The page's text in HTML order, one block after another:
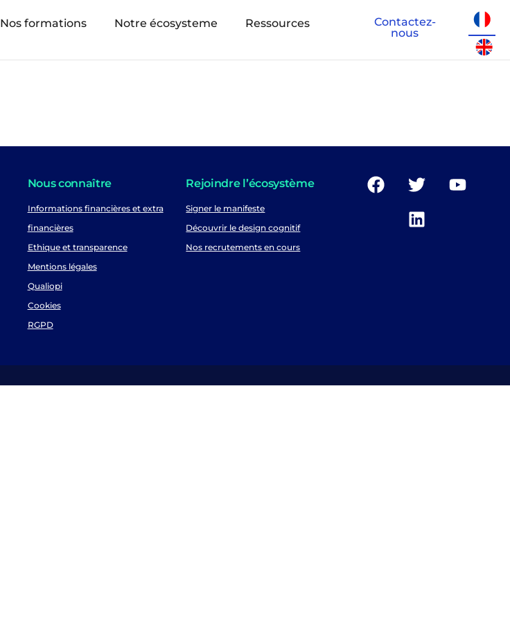
Nos formations Notre écosysteme Ressources
Contactez-
nous
Nous connaître
Informations financières et extra
financières
Ethique et transparence
Mentions légales
Qualiopi
Cookies
RGPD
Rejoindre l’écosystème
Signer le manifeste
Découvrir le design cognitif
Nos recrutements en cours